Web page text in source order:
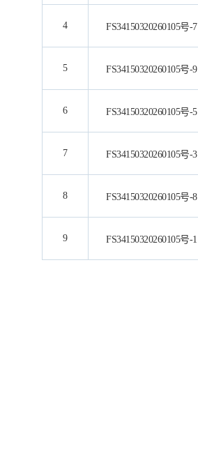
4 FS34150320260105号-7
5 FS34150320260105号-9
6 FS34150320260105号-5
7 FS34150320260105号-3
8 FS34150320260105号-8
9 FS34150320260105号-1